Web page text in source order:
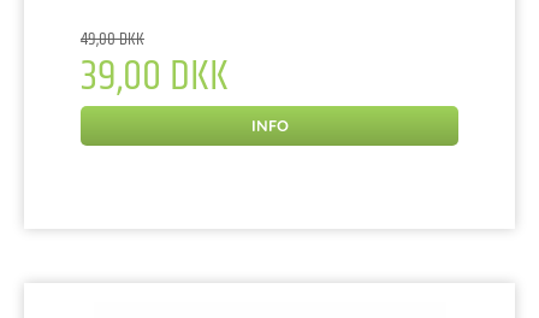
49,00 DKK
39,00 DKK
INFO